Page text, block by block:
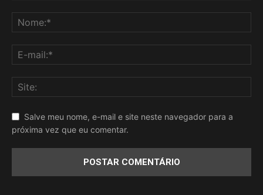
Salve meu nome, e-mail e site neste navegador para a
próxima vez que eu comentar.